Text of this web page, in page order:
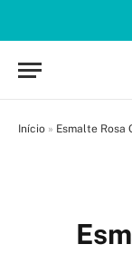
Início » Esmalte Rosa